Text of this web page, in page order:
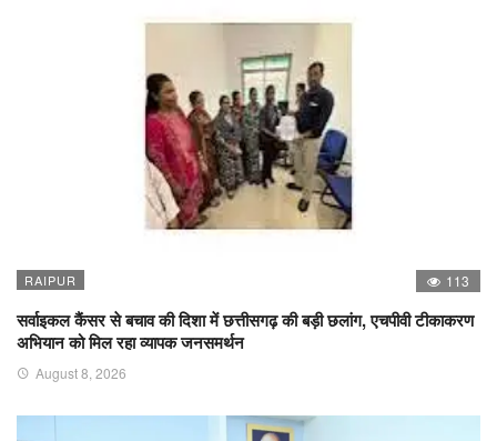
RAIPUR 113
सर्वाइकल कैंसर से बचाव की दिशा में छत्तीसगढ़ की बड़ी छलांग, एचपीवी टीकाकरण
अभियान को मिल रहा व्यापक जनसमर्थन
August 8, 2026